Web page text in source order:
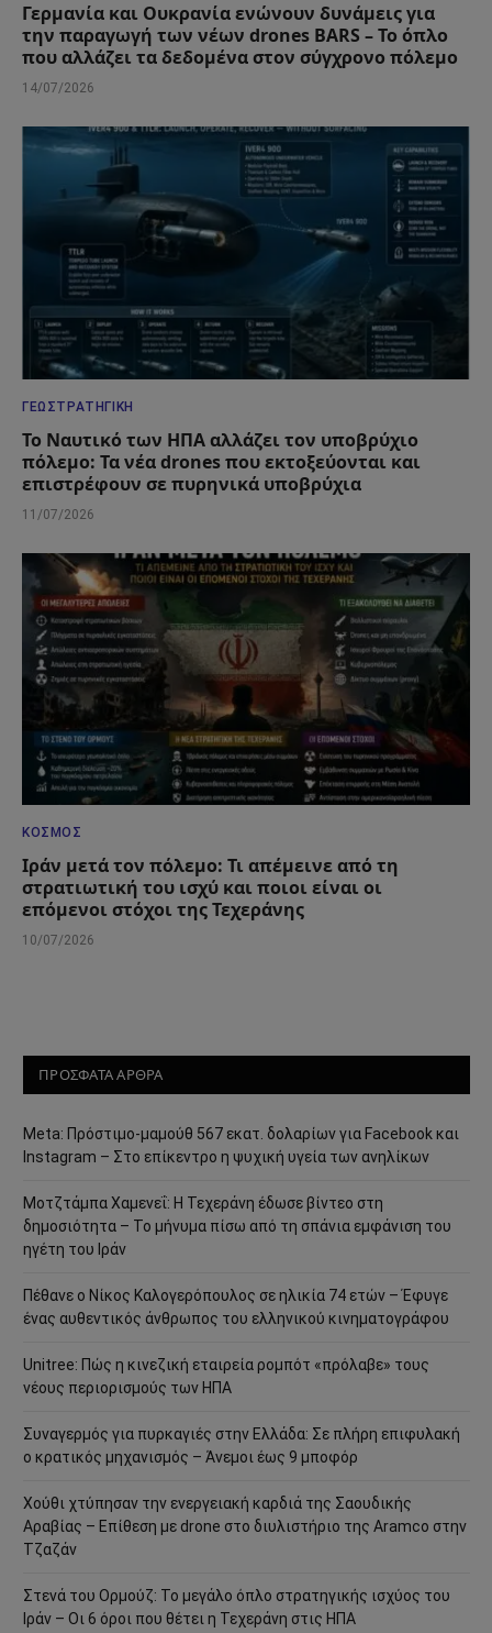
Γερμανία και Ουκρανία ενώνουν δυνάμεις για
την παραγωγή των νέων drones BARS – Το όπλο
που αλλάζει τα δεδομένα στον σύγχρονο πόλεμο
14/07/2026
ΓΕΩΣΤΡΑΤΗΓΙΚΉ
Το Ναυτικό των ΗΠΑ αλλάζει τον υποβρύχιο
πόλεμο: Τα νέα drones που εκτοξεύονται και
επιστρέφουν σε πυρηνικά υποβρύχια
11/07/2026
ΚΌΣΜΟΣ
Ιράν μετά τον πόλεμο: Τι απέμεινε από τη
στρατιωτική του ισχύ και ποιοι είναι οι
επόμενοι στόχοι της Τεχεράνης
10/07/2026
ΠΡΟΣΦΑΤΑ ΑΡΘΡΑ
Meta: Πρόστιμο-μαμούθ 567 εκατ. δολαρίων για Facebook και
Instagram – Στο επίκεντρο η ψυχική υγεία των ανηλίκων
Μοτζτάμπα Χαμενεΐ: Η Τεχεράνη έδωσε βίντεο στη
δημοσιότητα – Το μήνυμα πίσω από τη σπάνια εμφάνιση του
ηγέτη του Ιράν
Πέθανε ο Νίκος Καλογερόπουλος σε ηλικία 74 ετών – Έφυγε
ένας αυθεντικός άνθρωπος του ελληνικού κινηματογράφου
Unitree: Πώς η κινεζική εταιρεία ρομπότ «πρόλαβε» τους
νέους περιορισμούς των ΗΠΑ
Συναγερμός για πυρκαγιές στην Ελλάδα: Σε πλήρη επιφυλακή
ο κρατικός μηχανισμός – Άνεμοι έως 9 μποφόρ
Χούθι χτύπησαν την ενεργειακή καρδιά της Σαουδικής
Αραβίας – Επίθεση με drone στο διυλιστήριο της Aramco στην
Τζαζάν
Στενά του Ορμούζ: Το μεγάλο όπλο στρατηγικής ισχύος του
Ιράν – Οι 6 όροι που θέτει η Τεχεράνη στις ΗΠΑ